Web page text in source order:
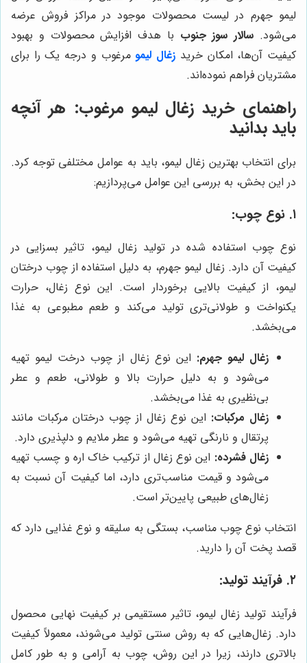
لیمو جهرم در لیست محصولات موجود در مراکز فروش عرضه
می‌شود. سالار سوز جنوب با هدف افزایش محصولات و بهبود
کیفیت آن‌ها، امکان خرید زغال لیمومرغوب و درجه یک را برای
مشتریان فراهم نموده‌اند.
راهنمای خرید زغال لیمو مرغوب: هر آنچه
باید بدانید
برای انتخاب بهترین زغال لیمو، باید به عوامل مختلفی توجه کرد.
در این بخش، به بررسی این عوامل می‌پردازیم:
۱. نوع چوب:
نوع چوب استفاده شده در تولید زغال لیمو، تاثیر بسزایی در
کیفیت آن دارد. زغال لیمو جهرم، به دلیل استفاده از چوب درختان
لیمو، از کیفیت بالایی برخوردار است. این نوع زغال، حرارت
یکنواخت و طولانی‌تری تولید می‌کند و طعم مطبوعی به غذا
می‌بخشد.
زغال لیمو جهرم: این نوع زغال از چوب درخت لیمو تهیه
می‌شود و به دلیل حرارت بالا و طولانی، طعم و عطر
بی‌نظیری به غذا می‌بخشد.
زغال مرکبات: این نوع زغال از چوب درختان مرکبات مانند
پرتقال و نارنگی تهیه می‌شود و عطر ملایم و دلپذیری دارد.
زغال فشرده: این نوع زغال از ترکیب خاک اره و چسب تهیه
می‌شود و قیمت مناسب‌تری دارد، اما کیفیت آن نسبت به
زغال‌های طبیعی پایین‌تر است.
انتخاب نوع چوب مناسب، بستگی به سلیقه و نوع غذایی دارد که
قصد پخت آن را دارید.
۲. فرآیند تولید:
فرآیند تولید زغال لیمو، تاثیر مستقیمی بر کیفیت نهایی محصول
دارد. زغال‌هایی که به روش سنتی تولید می‌شوند، معمولاً کیفیت
بالاتری دارند، زیرا در این روش، چوب به آرامی و به طور کامل